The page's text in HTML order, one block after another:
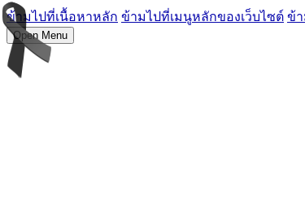
ข้ามไปที่เนื้อหาหลัก ข้ามไปที่เมนูหลักของเว็บไซต์ ข้
Open Menu